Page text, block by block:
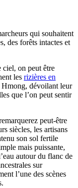
qui souhaitent
des forêts intactes et
ciel, on peut être
les rizières en
Hmong, dévoilant leur
que l’on peut sentir
peut-être
siècles, les artisans
son sol fertile
mais puissante,
autour du flanc de
sur
l’une des scènes